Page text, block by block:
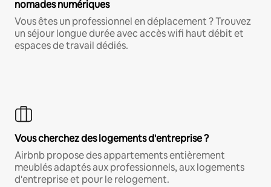
nomades numériques
Vous êtes un professionnel en déplacement ? Trouvez
un séjour longue durée avec accès wifi haut débit et
espaces de travail dédiés.
Vous cherchez des logements d'entreprise ?
Airbnb propose des appartements entièrement
meublés adaptés aux professionnels, aux logements
d'entreprise et pour le relogement.